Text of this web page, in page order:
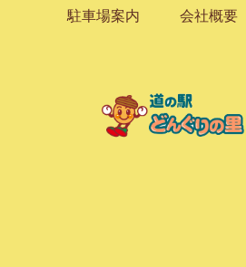
駐車場案内 会社概要